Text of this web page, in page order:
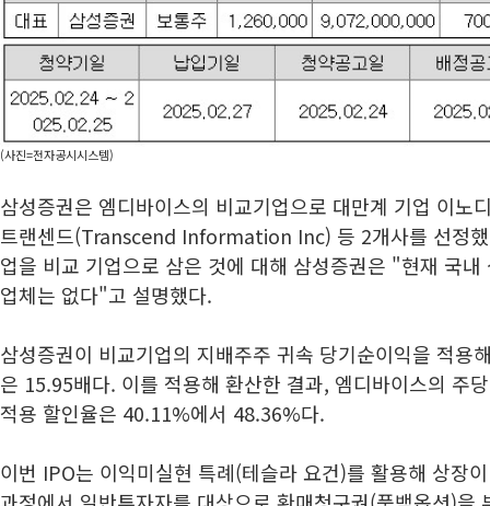
(사진=전자공시시스템)
삼성증권은 엠디바이스의 비교기업으로 대만계 기업 이
트랜센드(Transcend Information Inc) 등 2개사를 선정
업을 비교 기업으로 삼은 것에 대해 삼성증권은 "현재 국내
업체는 없다"고 설명했다.
삼성증권이 비교기업의 지배주주 귀속 당기순이익을 적용
은 15.95배다. 이를 적용해 환산한 결과, 엠디바이스의 주
적용 할인율은 40.11%에서 48.36%다.
이번 IPO는 이익미실현 특례(테슬라 요건)를 활용해 상장